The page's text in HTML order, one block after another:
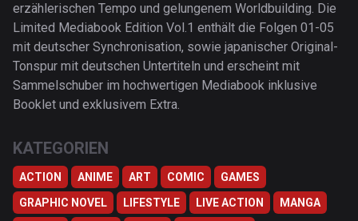
erzählerischen Tempo und gelungenem Worldbuilding. Die
Limited Mediabook Edition Vol.1 enthält die Folgen 01-05
mit deutscher Synchronisation, sowie japanischer Original-
Tonspur mit deutschen Untertiteln und erscheint mit
Sammelschuber im hochwertigen Mediabook inklusive
Booklet und exklusivem Extra.
KATEGORIEN
ACTION ANIME ART COMIC
GAMES
GRAPHIC NOVEL
LIFESTYLE LIVE ACTION
MANGA